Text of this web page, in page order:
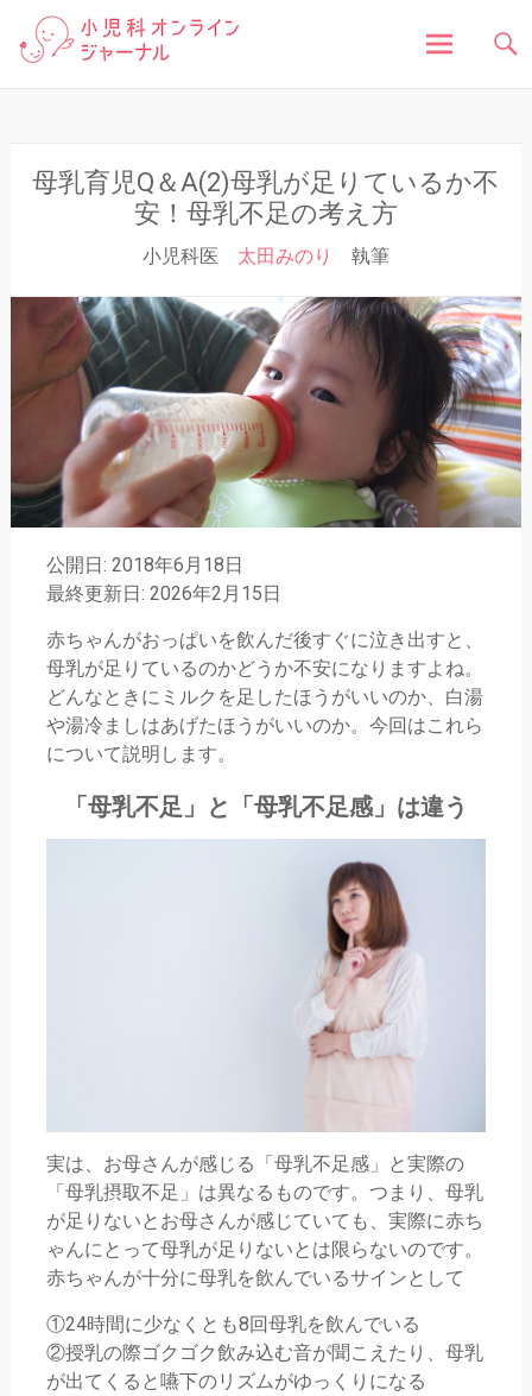
小児科オンラインジャ
状や原因、対処法はもちろん、予防接種や健診、子
どもの成長に関する豆知識まで、小児科医が分かり
ン
ツ
ッ
プ
母乳育児Q＆A(2)母乳が足りているか不
安！母乳不足の考え方
小児科医 太田みのり 執筆
公開日: 2018年6月18日
最終更新日: 2026年2月15日
赤ちゃんがおっぱいを飲んだ後すぐに泣き出すと、
母乳が足りているのかどうか不安になりますよね。
どんなときにミルクを足したほうがいいのか、白湯
や湯冷ましはあげたほうがいいのか。今回はこれら
について説明します。
「母乳不足」と「母乳不足感」は違う
実は、お母さんが感じる「母乳不足感」と実際の
「母乳摂取不足」は異なるものです。つまり、母乳
が足りないとお母さんが感じていても、実際に赤ち
ゃんにとって母乳が足りないとは限らないのです。
赤ちゃんが十分に母乳を飲んでいるサインとして
①24時間に少なくとも8回母乳を飲んでいる
②授乳の際ゴクゴク飲み込む音が聞こえたり、母乳
が出てくると嚥下のリズムがゆっくりになる